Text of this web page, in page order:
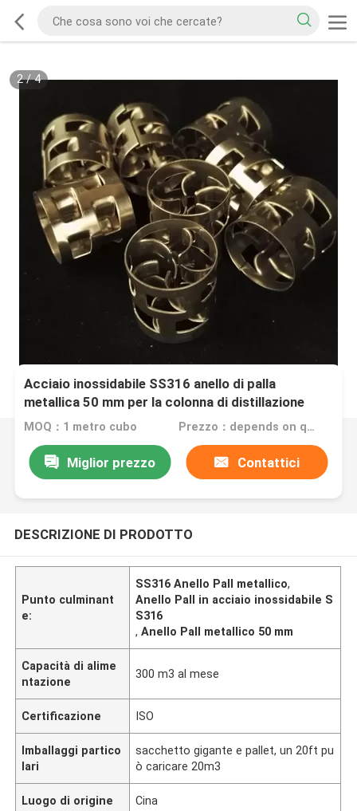
2/4
Acciaio inossidabile SS316 anello di palla
metallica 50 mm per la colonna di distillazione
MOQ：1 metro cubo Prezzo：depends on quantity
Miglior prezzo Contattici
DESCRIZIONE DI PRODOTTO
Punto culminant
e:
SS316 Anello Pall metallico,
Anello Pall in acciaio inossidabile S
S316
,Anello Pall metallico 50 mm
Capacità di alime
ntazione
300 m3 al mese
Certificazione ISO
Imballaggi partico
lari
sacchetto gigante e pallet, un 20ft pu
ò caricare 20m3
Luogo di origine Cina